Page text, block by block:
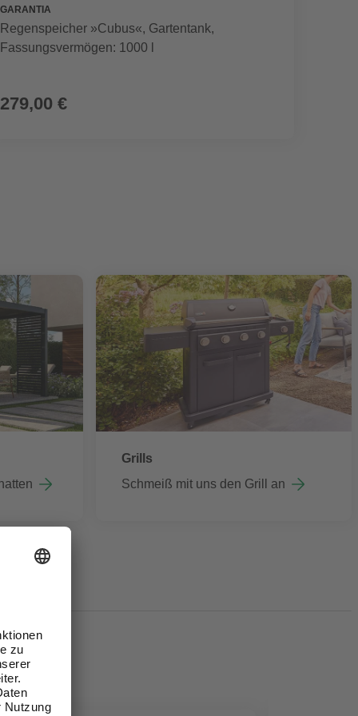
GARANTIA
Regenspeicher »Cubus«, Gartentank,
Fassungsvermögen: 1000 l
279,00 €
Grills
Schmeiß mit uns den Grill an